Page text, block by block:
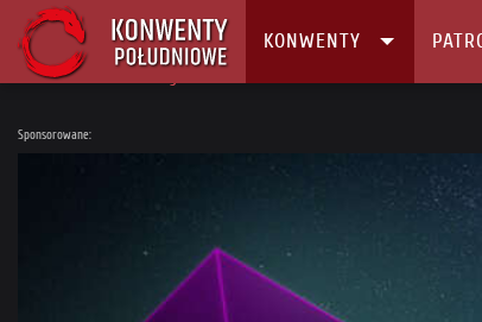
KONWENTY
Główna
Sponsorowane: